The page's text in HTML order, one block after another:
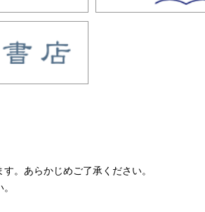
。あらかじめご了承ください。